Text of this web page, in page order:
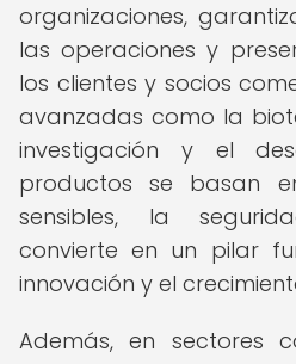
organizaciones,
las operaciones y
los clientes y socios
avanzadas como la
investigación y el
productos se basan
sensibles, la
convierte en un pilar
innovación y el
Además, en sectores